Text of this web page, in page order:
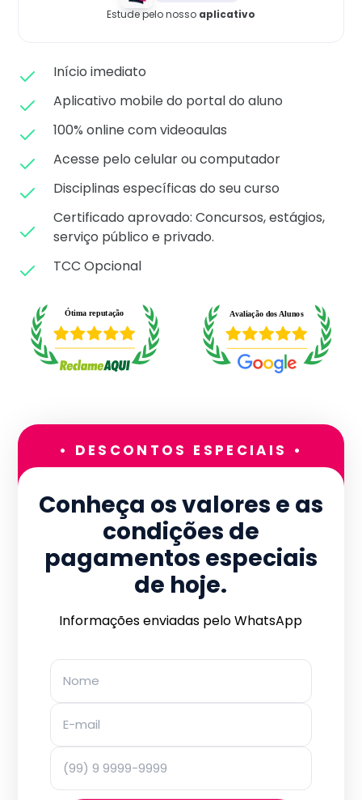
Estude pelo nosso aplicativo
Início imediato
Aplicativo mobile do portal do aluno
100% online com videoaulas
Acesse pelo celular ou computador
Disciplinas específicas do seu curso
Certificado aprovado: Concursos, estágios,
serviço público e privado.
TCC Opcional
• DESCONTOS ESPECIAIS •
Conheça os valores e as
condições de
pagamentos especiais
de hoje.
Informações enviadas pelo WhatsApp